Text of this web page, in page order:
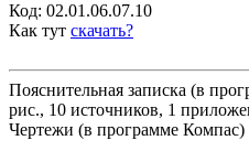
Код: 02.01.06.07.10
Как тут скачать?
Пояснительная записка (в
рис., 10 источников, 1
Чертежи (в программе Компас)